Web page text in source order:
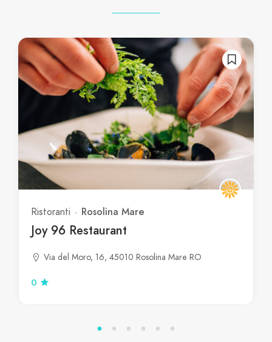
Ristoranti Rosolina Mare
Joy 96 Restaurant
Via del Moro, 16, 45010 Rosolina Mare RO
0